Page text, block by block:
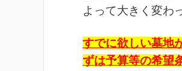
よって大きく変わ
すでに欲しい墓地
ずは予算等の希望